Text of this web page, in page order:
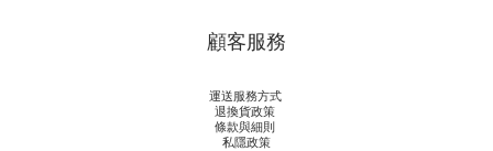
顧客服務
運送服務方式
退換貨政策
條款與細則
私隱政策